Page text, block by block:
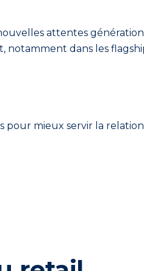
attentes
dans les
pour mieux servir la